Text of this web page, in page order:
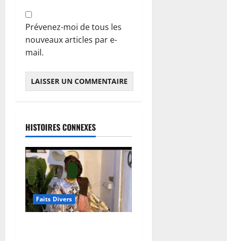
Prévenez-moi de tous les
nouveaux articles par e-
mail.
HISTOIRES CONNEXES
Faits Divers